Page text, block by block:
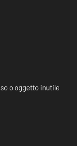
o oggetto inutile